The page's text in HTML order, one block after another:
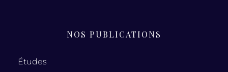
NOS PUBLICATIONS
Études